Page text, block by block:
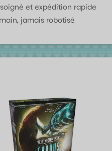
et expédition rapide
jamais robotisé